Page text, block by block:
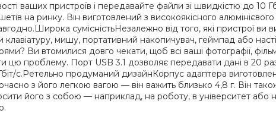
ваших пристроїв і передавайте файли зі швидкістю до 10
на ринку. Він виготовлений з високоякісного
сумісністьНезалежно від того, які пристрої
клавіатуру, мишу, портативний накопичувач, геймпад або
Ви втомилися довго чекати, щоб всі ваші фотографії,
цю проблему. Порт USB 3.1 дозволяє передавати дані в 20
с.Ретельно продуманий дизайнКорпус адаптера
з його легкою вагою — він важить близько 4,8 г. Він
його з собою — наприклад, на роботу, в університет або